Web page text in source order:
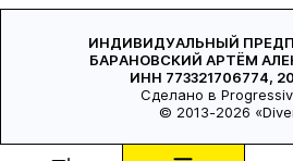
© 2013-2026
ИНДИВИДУАЛЬНЫЙ
БАРАНОВСКИЙ АРТЁМ
ИНН 773321706774,
Сделано в